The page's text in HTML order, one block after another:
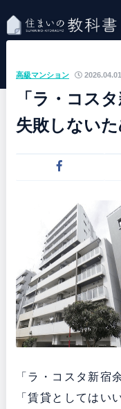
高級マンション 2026.04.01
「ラ・コス
失敗しない
「ラ・コスタ新宿
「賃貸としてはい